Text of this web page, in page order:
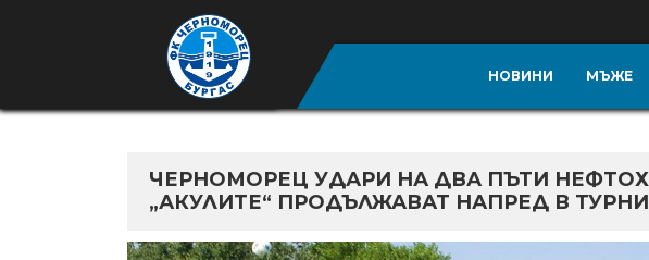
НОВИНИ МЪЖЕ
ЧЕРНОМОРЕЦ УДАРИ НА ДВА ПЪТИ
„АКУЛИТЕ“ ПРОДЪЛЖАВАТ НАПРЕД В